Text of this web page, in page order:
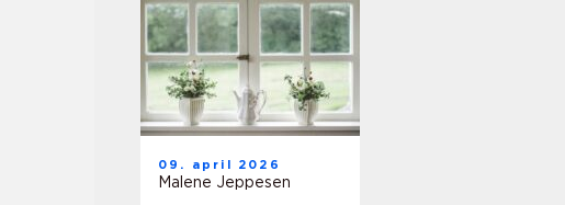
09. april 2026
Malene Jeppesen